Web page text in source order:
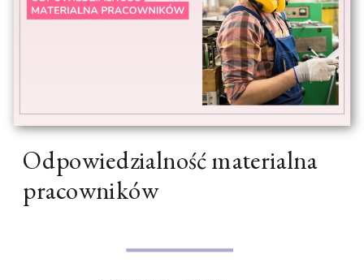
Odpowiedzialność materialna
pracowników